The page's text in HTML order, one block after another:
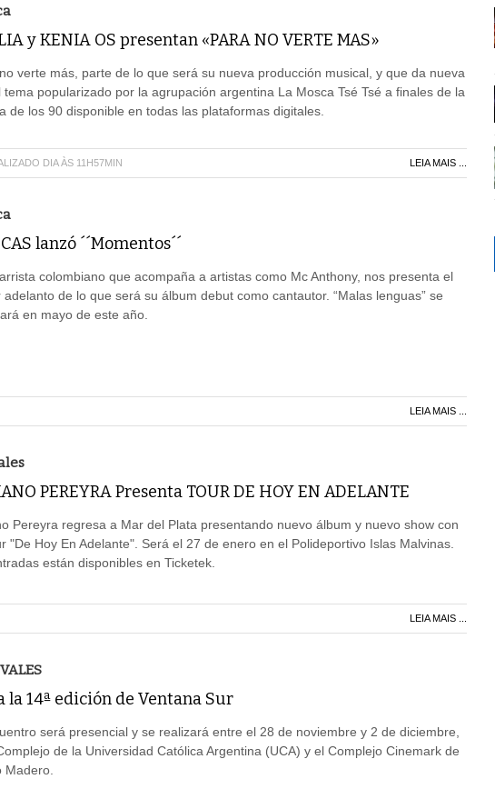
y KENIA OS presentan «PARA NO VERTE MAS»
verte más, parte de lo que será su nueva producción musical, y que da nueva
tema popularizado por la agrupación argentina La Mosca Tsé Tsé a finales de la
de los 90 disponible en todas las plataformas digitales.
DIA ÀS 11H57MIN LEIA MAIS ...
lanzó ´´Momentos´´
colombiano que acompaña a artistas como Mc Anthony, nos presenta el
adelanto de lo que será su álbum debut como cantautor. “Malas lenguas” se
en mayo de este año.
LEIA MAIS ...
PEREYRA Presenta TOUR DE HOY EN ADELANTE
Pereyra regresa a Mar del Plata presentando nuevo álbum y nuevo show con
"De Hoy En Adelante". Será el 27 de enero en el Polideportivo Islas Malvinas.
están disponibles en Ticketek.
LEIA MAIS ...
la 14ª edición de Ventana Sur
será presencial y se realizará entre el 28 de noviembre y 2 de diciembre,
de la Universidad Católica Argentina (UCA) y el Complejo Cinemark de
Madero.